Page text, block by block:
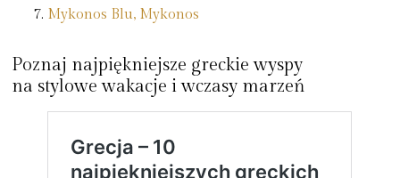
Mykonos Blu, Mykonos
Poznaj najpiękniejsze greckie wyspy
na stylowe wakacje i wczasy marzeń